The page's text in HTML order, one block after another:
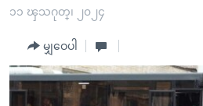
ပင်မ
ကျော်
ကြည့်
အစ္စရေး-ပါလက်စတိုင်း
အင်္ဂလိပ်စာလေ့လာမယ်
အမေရိကန်သုံးအီဒီယံ
အပတ်စဉ်ကဏ္ဍများ
၁၁ ၾသဂုတ္၊ ၂၀၂၄
မျှဝေပါ